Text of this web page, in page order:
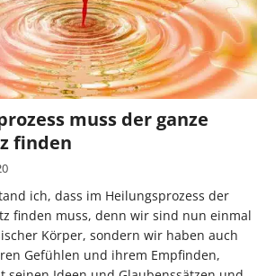
muss der ganze
finden
ich, dass im Heilungsprozess der
finden muss, denn wir sind nun einmal
Körper, sondern wir haben auch
Gefühlen und ihrem Empfinden,